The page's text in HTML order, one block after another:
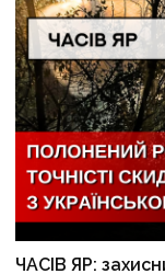
ЧАСІВ ЯР: